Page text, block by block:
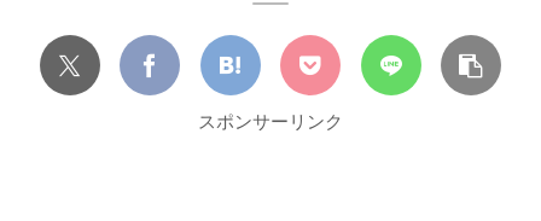
スポンサーリンク